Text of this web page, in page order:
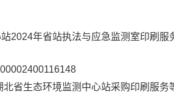
2024年省站执法与应急监测室印刷服
北省生态环境监测中心站采购印刷服务